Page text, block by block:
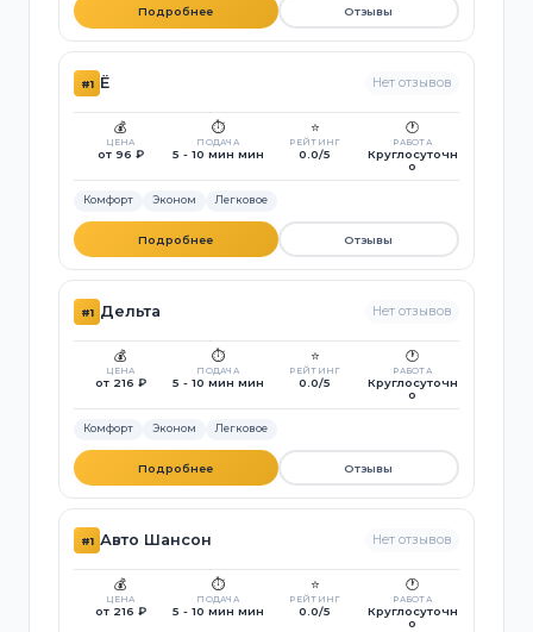
Подробнее Отзывы
#1 Ё Нет отзывов
💰
ЦЕНА
от 96 ₽
⏱️
ПОДАЧА
5 - 10 мин мин
⭐
РЕЙТИНГ
0.0/5
🕐
РАБОТА
Круглосуточн
о
Комфорт Эконом Легковое
Подробнее Отзывы
#1 Дельта Нет отзывов
💰
ЦЕНА
от 216 ₽
⏱️
ПОДАЧА
5 - 10 мин мин
⭐
РЕЙТИНГ
0.0/5
🕐
РАБОТА
Круглосуточн
о
Комфорт Эконом Легковое
Подробнее Отзывы
#1 Авто Шансон Нет отзывов
💰
ЦЕНА
от 216 ₽
⏱️
ПОДАЧА
5 - 10 мин мин
⭐
РЕЙТИНГ
0.0/5
🕐
РАБОТА
Круглосуточн
о